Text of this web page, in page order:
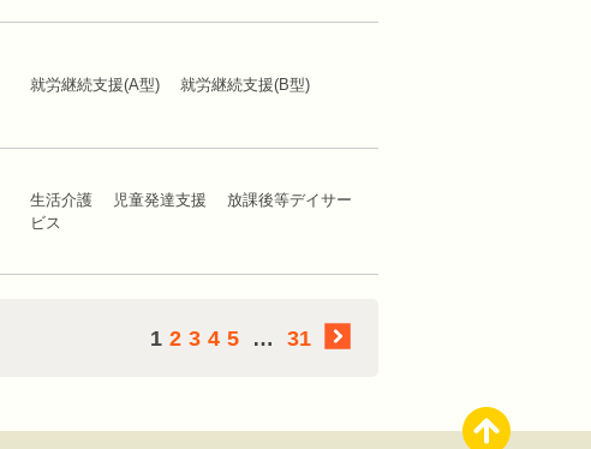
就労継続支援(A型) 就労継続支援(B型)
生活介護 児童発達支援 放課後等デイサー
ビス
1 2 3 4 5 … 31